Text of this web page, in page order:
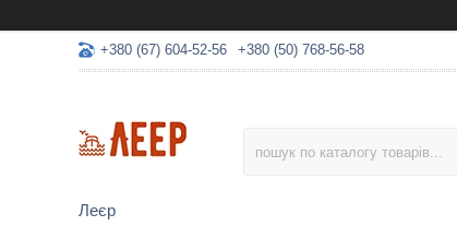
+380 (67) 604-52-56 +380 (50) 768-56-58
Леєр